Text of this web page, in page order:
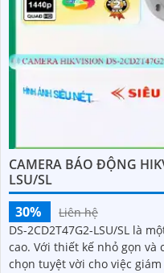
CAMERA BÁO ĐỘNG
LSU/SL
30%
Liên hệ
DS-2CD2T47G2-LSU/SL là
cao. Với thiết kế nhỏ gọn và chức năng thông minh, nó là lựa
chọn tuyệt vời cho việc